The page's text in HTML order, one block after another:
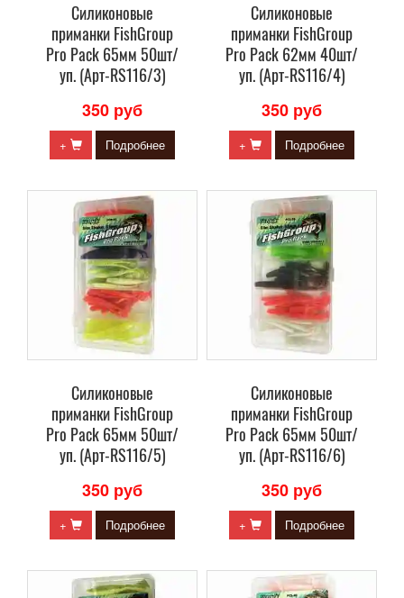
Силиконовые
приманки FishGroup
Pro Pack 65мм 50шт/
уп. (Арт-RS116/3)
350 руб
+ Подробнее
Силиконовые
приманки FishGroup
Pro Pack 62мм 40шт/
уп. (Арт-RS116/4)
350 руб
+ Подробнее
Силиконовые
приманки FishGroup
Pro Pack 65мм 50шт/
уп. (Арт-RS116/5)
350 руб
+ Подробнее
Силиконовые
приманки FishGroup
Pro Pack 65мм 50шт/
уп. (Арт-RS116/6)
350 руб
+ Подробнее